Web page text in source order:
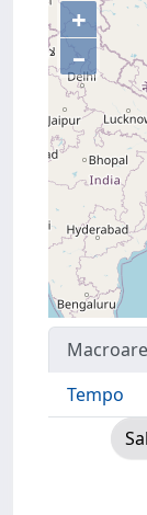
+
–
Tempo